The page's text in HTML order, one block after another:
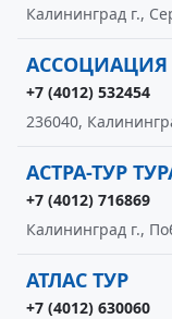
Калининград г.,
+7 (4012) 532454
236040,
АСТРА-ТУР
+7 (4012) 716869
Калининград г.,
АТЛАС ТУР
+7 (4012) 630060